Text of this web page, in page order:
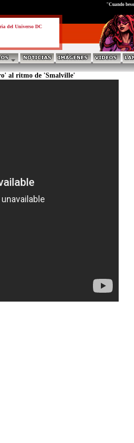
del Universo DC
"Cuando
al ritmo de 'Smalville'